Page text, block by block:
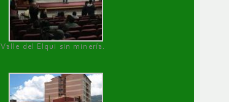
Valle del Elqui sin minería.